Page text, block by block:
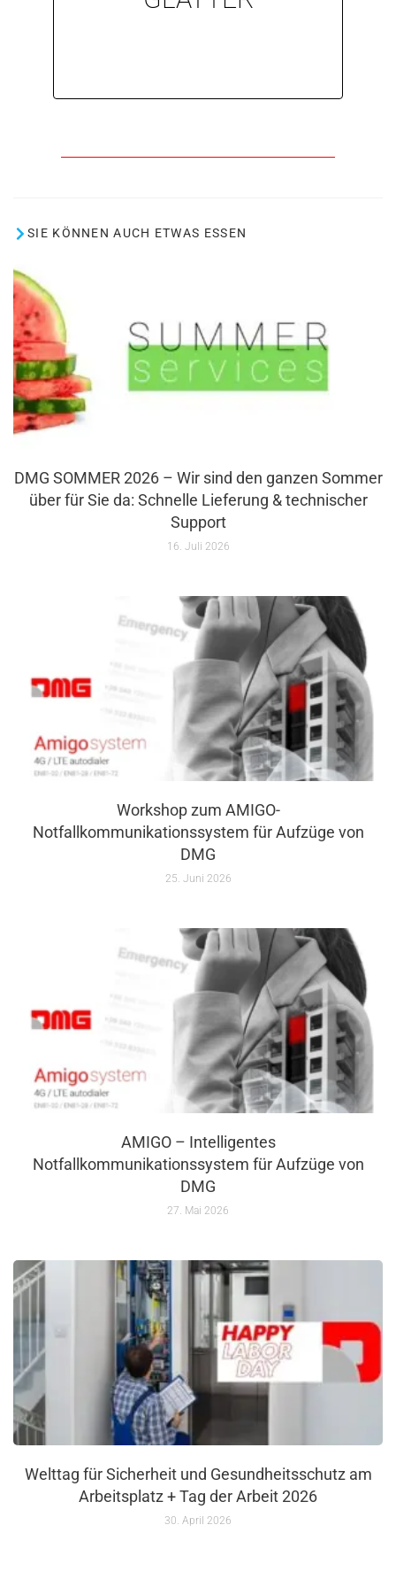
Browsing-Erlebnis macht das
SIE KÖNNEN AUCH ETWAS ESSEN
DMG SOMMER 2026 – Wir sind den ganzen Sommer
über für Sie da: Schnelle Lieferung & technischer
Support
16. Juli 2026
Workshop zum AMIGO-
Notfallkommunikationssystem für Aufzüge von
DMG
25. Juni 2026
AMIGO – Intelligentes
Notfallkommunikationssystem für Aufzüge von
DMG
27. Mai 2026
Welttag für Sicherheit und Gesundheitsschutz am
Arbeitsplatz + Tag der Arbeit 2026
30. April 2026